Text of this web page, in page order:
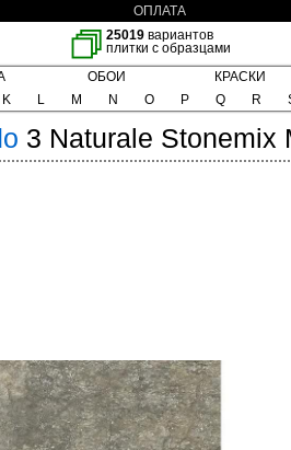
ОПЛАТА
25019 вариантов
плитки с образцами
ОБОИ КРАСКИ
K L M N O P Q R
3 Naturale Stonemix